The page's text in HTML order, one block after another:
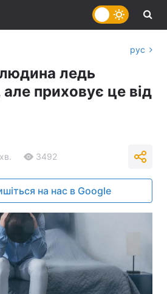
рус
ледь
приховує це від
3492
на нас в Google